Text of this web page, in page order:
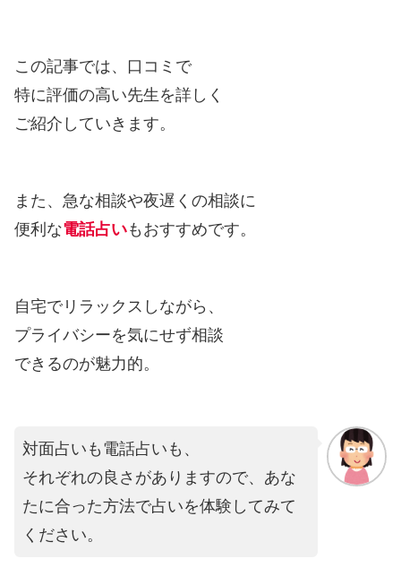
この記事では、口コミで
特に評価の高い先生を詳しく
ご紹介していきます。
また、急な相談や夜遅くの相談に
便利な電話占いもおすすめです。
自宅でリラックスしながら、
プライバシーを気にせず相談
できるのが魅力的。
対面占いも電話占いも、
それぞれの良さがありますので、あな
たに合った方法で占いを体験してみて
ください。